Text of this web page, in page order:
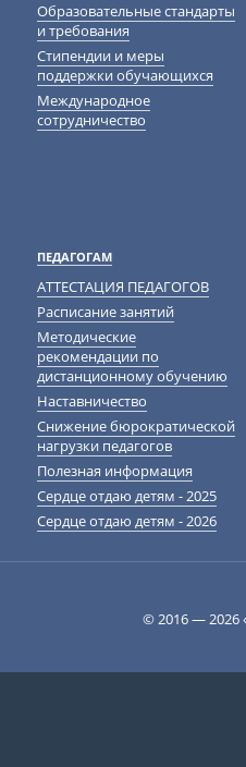
Образовательные стандарты
и требования
Cтипендии и меры
поддержки обучающихся
Международное
сотрудничество
ПЕДАГОГАМ
АТТЕСТАЦИЯ ПЕДАГОГОВ
Расписание занятий
Методические
рекомендации по
дистанционному обучению
Наставничество
Снижение бюрократической
нагрузки педагогов
Полезная информация
Сердце отдаю детям - 2025
Сердце отдаю детям - 2026
© 2016 —